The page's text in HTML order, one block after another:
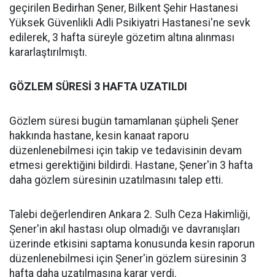
geçirilen Bedirhan Şener, Bilkent Şehir Hastanesi
Yüksek Güvenlikli Adli Psikiyatri Hastanesi'ne sevk
edilerek, 3 hafta süreyle gözetim altına alınması
kararlaştırılmıştı.
GÖZLEM SÜRESİ 3 HAFTA UZATILDI
Gözlem süresi bugün tamamlanan şüpheli Şener
hakkında hastane, kesin kanaat raporu
düzenlenebilmesi için takip ve tedavisinin devam
etmesi gerektiğini bildirdi. Hastane, Şener'in 3 hafta
daha gözlem süresinin uzatılmasını talep etti.
Talebi değerlendiren Ankara 2. Sulh Ceza Hakimliği,
Şener'in akıl hastası olup olmadığı ve davranışları
üzerinde etkisini saptama konusunda kesin raporun
düzenlenebilmesi için Şener'in gözlem süresinin 3
hafta daha uzatılmasına karar verdi.